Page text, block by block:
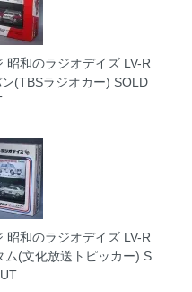
昭和のラジオデイズ LV-R
(TBSラジオカー) SOLD
昭和のラジオデイズ LV-R
(文化放送トピッカー) S